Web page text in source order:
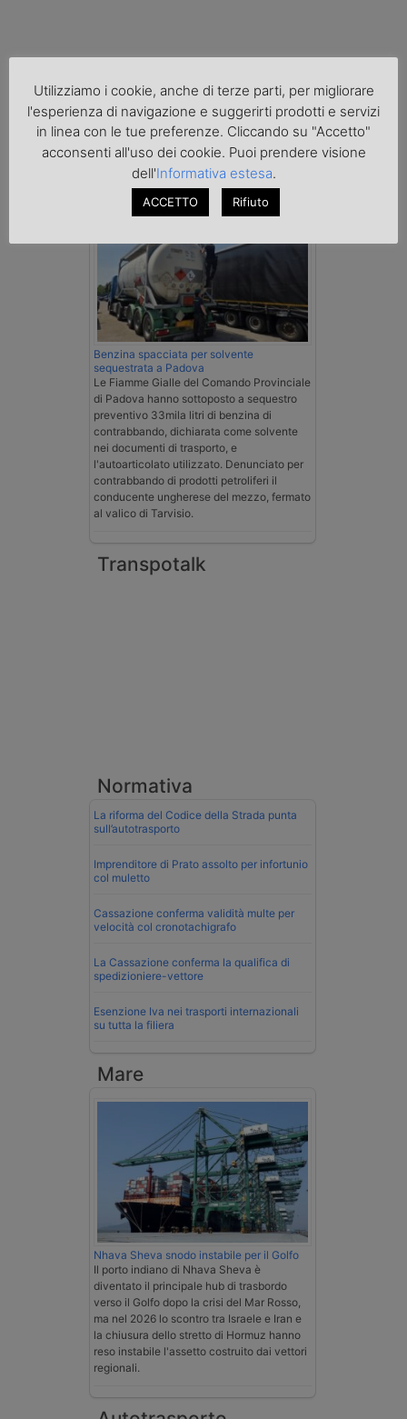
Cronaca
Benzina spacciata per solvente
sequestrata a Padova
Le Fiamme Gialle del Comando Provinciale
di Padova hanno sottoposto a sequestro
preventivo 33mila litri di benzina di
contrabbando, dichiarata come solvente
nei documenti di trasporto, e
l'autoarticolato utilizzato. Denunciato per
contrabbando di prodotti petroliferi il
conducente ungherese del mezzo, fermato
al valico di Tarvisio.
Transpotalk
Normativa
La riforma del Codice della Strada punta
sull’autotrasporto
Imprenditore di Prato assolto per infortunio
col muletto
Cassazione conferma validità multe per
velocità col cronotachigrafo
La Cassazione conferma la qualifica di
spedizioniere-vettore
Esenzione Iva nei trasporti internazionali
su tutta la filiera
Mare
Nhava Sheva snodo instabile per il Golfo
Il porto indiano di Nhava Sheva è
diventato il principale hub di trasbordo
verso il Golfo dopo la crisi del Mar Rosso,
ma nel 2026 lo scontro tra Israele e Iran e
la chiusura dello stretto di Hormuz hanno
reso instabile l'assetto costruito dai vettori
regionali.
Utilizziamo i cookie, anche di terze parti, per migliorare
l'esperienza di navigazione e suggerirti prodotti e servizi
in linea con le tue preferenze. Cliccando su "Accetto"
acconsenti all'uso dei cookie. Puoi prendere visione
dell'Informativa estesa.
ACCETTO Rifiuto